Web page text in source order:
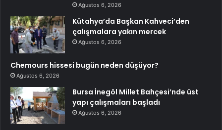
Ağustos 6, 2026
Kütahya’da Başkan Kahveci’den
çalışmalara yakın mercek
Ağustos 6, 2026
Chemours hissesi bugün neden düşüyor?
Ağustos 6, 2026
Bursa İnegöl Millet Bahçesi’nde üst
yapı çalışmaları başladı
Ağustos 6, 2026